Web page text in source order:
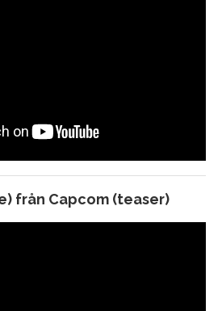
från Capcom (teaser)